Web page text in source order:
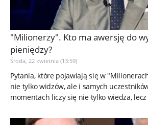
"Milionerzy". Kto ma awersję do
pieniędzy?
Środa, 22 kwietnia (13:59)
Pytania, które pojawiają się w
nie tylko widzów, ale i samych
momentach liczy się nie tylko wiedza,